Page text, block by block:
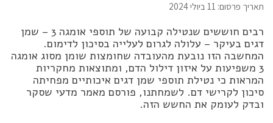
תאריך פרסום: 11 ביולי 2024
רבים חוששים שנטילה קבועה של תוספי אומגה 3 – שמן
דגים בעיקר – עלולה לגרום לעלייה בסיכון לדימום.
המחשבה הזו נובעת מהעובדה שחומצות שומן מסוג אומגה
3 משפיעות על איזון דילול הדם, ומתוצאות מחקריות
המראות כי נטילת תוספי שמן דגים איכותיים מפחיתה
סיכון לקרישי דם. לשמחתנו, פורסם מאמר מדעי שסקר
ובדק לעומק את החשש הזה.